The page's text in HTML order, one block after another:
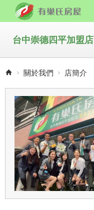
台中崇德四平加盟店
關於我們 店簡介